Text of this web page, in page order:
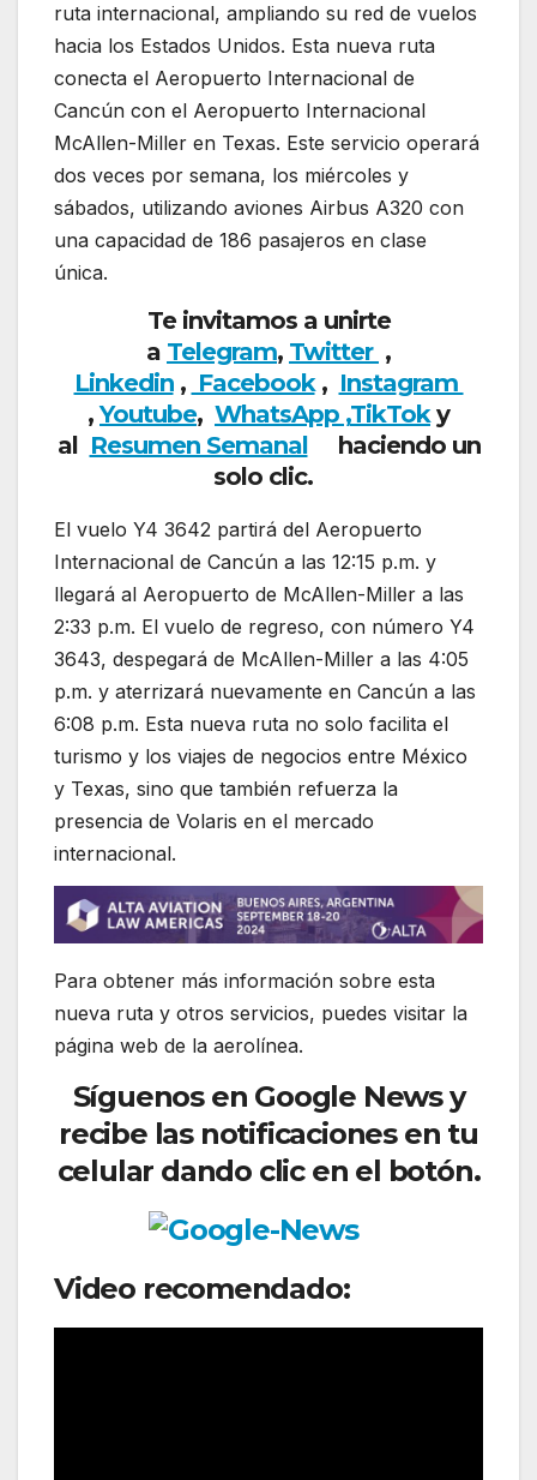
ruta internacional, ampliando su red de vuelos
hacia los Estados Unidos. Esta nueva ruta
conecta el Aeropuerto Internacional de
Cancún con el Aeropuerto Internacional
McAllen-Miller en Texas. Este servicio operará
dos veces por semana, los miércoles y
sábados, utilizando aviones Airbus A320 con
una capacidad de 186 pasajeros en clase
única.
Te invitamos a unirte
a Telegram, Twitter ,
Linkedin, Facebook, Instagram
,Youtube, WhatsApp ,TikToky
al Resumen Semanalhaciendo un
solo clic.
El vuelo Y4 3642 partirá del Aeropuerto
Internacional de Cancún a las 12:15 p.m. y
llegará al Aeropuerto de McAllen-Miller a las
2:33 p.m. El vuelo de regreso, con número Y4
3643, despegará de McAllen-Miller a las 4:05
p.m. y aterrizará nuevamente en Cancún a las
6:08 p.m. Esta nueva ruta no solo facilita el
turismo y los viajes de negocios entre México
y Texas, sino que también refuerza la
presencia de Volaris en el mercado
internacional.
Para obtener más información sobre esta
nueva ruta y otros servicios, puedes visitar la
página web de la aerolínea.
Síguenos en Google News y
recibe las notificaciones en tu
celular dando clic en el botón.
Video recomendado: